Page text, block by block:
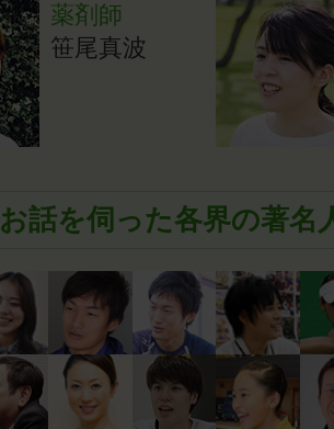
薬剤師
笹尾真波
お話を伺った各界の著名